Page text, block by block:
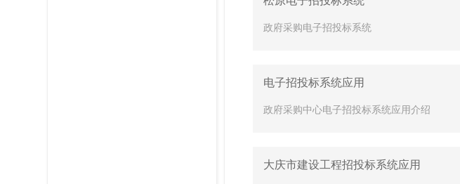
政府采购电子招投标系统
电子招投标系统应用
政府采购中心电子招投标系统应用介绍
大庆市建设工程招投标系统应用